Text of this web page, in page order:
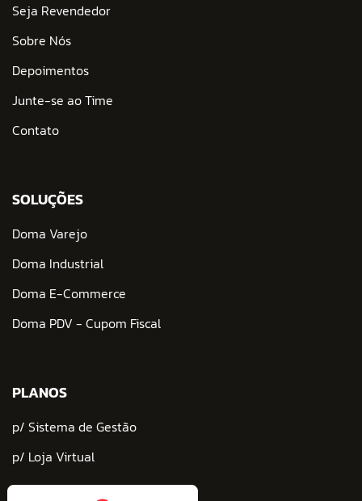
Seja Revendedor
Sobre Nós
Depoimentos
Junte-se ao Time
Contato
SOLUÇÕES
Doma Varejo
Doma Industrial
Doma E-Commerce
Doma PDV - Cupom Fiscal
PLANOS
p/ Sistema de Gestão
p/ Loja Virtual